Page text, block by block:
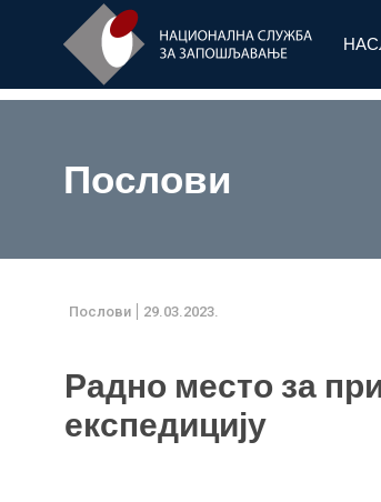
Послови
Послови 29.03.2023.
Радно место за
експедицију